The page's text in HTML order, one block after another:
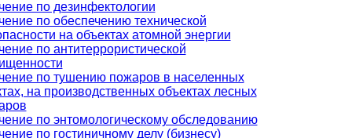
по дезинфектологии
по обеспечению технической
на объектах атомной энергии
по антитеррористической
по тушению пожаров в населенных
на производственных объектах лесных
по энтомологическому обследованию
по гостиничному делу (бизнесу)